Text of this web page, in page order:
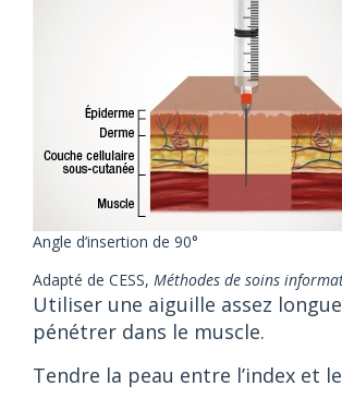
Angle d’insertion de 90°
Adapté de CESS, Méthodes de soins
Utiliser une aiguille assez
pénétrer dans le muscle.
Tendre la peau entre l’index et